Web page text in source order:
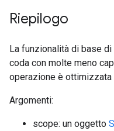
Riepilogo
La funzionalità di base
coda con molte meno
operazione è
Argomenti:
scope: un oggetto